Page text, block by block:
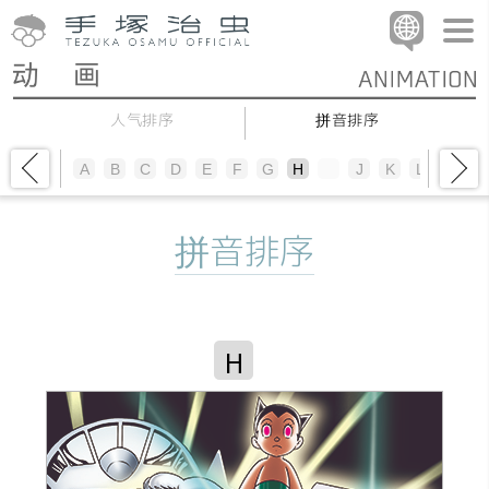
人气排序 拼音排序
A B C D E F G H J K L
拼音排序
H